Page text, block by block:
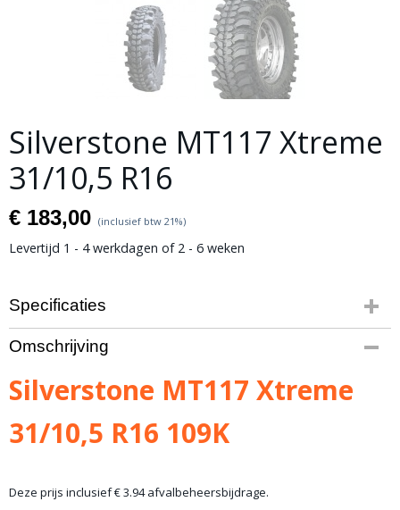
Silverstone MT117 Xtreme
31/10,5 R16
€ 183,00 (inclusief btw 21%)
Levertijd 1 - 4 werkdagen of 2 - 6 weken
Specificaties
Bruto gewicht
15,00 Kg
Omschrijving
Silverstone MT117 Xtreme
31/10,5 R16 109K
Deze prijs inclusief € 3.94 afvalbeheersbijdrage.